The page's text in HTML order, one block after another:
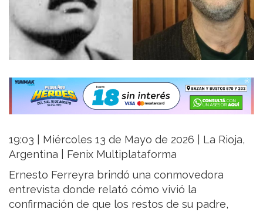
19:03 | Miércoles 13 de Mayo de 2026 | La Rioja,
Argentina | Fenix Multiplataforma
Ernesto Ferreyra brindó una conmovedora
entrevista donde relató cómo vivió la
confirmación de que los restos de su padre,